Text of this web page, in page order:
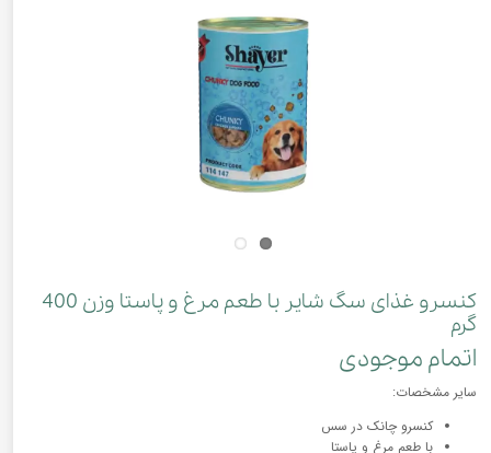
کنسرو غذای سگ شایر با طعم مرغ و پاستا وزن 400
گرم
اتمام موجودی
سایر مشخصات:
کنسرو چانک در سس
با طعم مرغ و پاستا